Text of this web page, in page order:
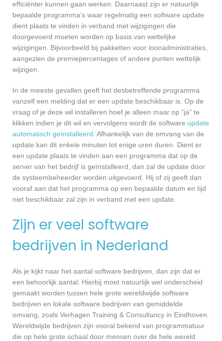
efficiënter kunnen gaan werken. Daarnaast zijn er natuurlijk
bepaalde programma’s waar regelmatig een software update
dient plaats te vinden in verband met wijzigingen die
doorgevoerd moeten worden op basis van wettelijke
wijzigingen. Bijvoorbeeld bij pakketten voor loonadministraties,
aangezien de premiepercentages of andere punten wettelijk
wijzigen.
In de meeste gevallen geeft het desbetreffende programma
vanzelf een melding dat er een update beschikbaar is. Op de
vraag of je deze wil installeren hoef je alleen maar op “ja” te
klikken indien je dit wil en vervolgens wordt de software update
automatisch geïnstalleerd. Afhankelijk van de omvang van de
update kan dit enkele minuten tot enige uren duren. Dient er
een update plaats te vinden aan een programma dat op de
server van het bedrijf is geïnstalleerd, dan zal de update door
de systeembeheerder worden uitgevoerd. Hij of zij geeft dan
vooraf aan dat het programma op een bepaalde datum en tijd
niet beschikbaar zal zijn in verband met een update.
Zijn er veel software
bedrijven in Nederland
Als je kijkt naar het aantal software bedrijven, dan zijn dat er
een behoorlijk aantal. Hierbij moet natuurlijk wel onderscheid
gemaakt worden tussen hele grote wereldwijde software
bedrijven en lokale software bedrijven van gemiddelde
omvang, zoals Verhagen Training & Consultancy in Eindhoven.
Wereldwijde bedrijven zijn vooral bekend van programmatuur
die op hele grote schaal door mensen over de hele wereld